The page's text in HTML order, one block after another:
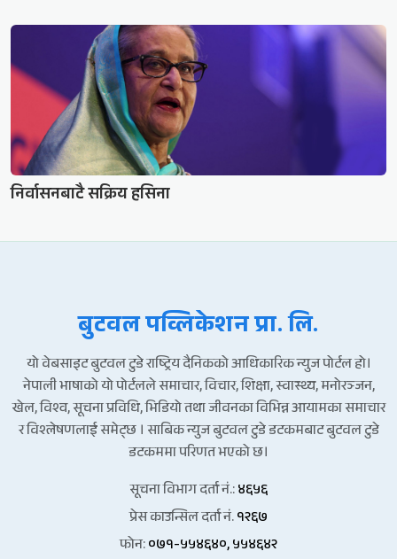
निर्वासनबाटै सक्रिय हसिना
बुटवल पव्लिकेशन प्रा. लि.
यो वेबसाइट बुटवल टुडे राष्ट्रिय दैनिकको आधिकारिक न्युज पोर्टल हो।
नेपाली भाषाको यो पोर्टलले समाचार, विचार, शिक्षा, स्वास्थ्य, मनोरञ्जन,
खेल, विश्व, सूचना प्रविधि, भिडियो तथा जीवनका विभिन्न आयामका समाचार
र विश्लेषणलाई समेट्छ । साबिक न्युज बुटवल टुडे डटकमबाट बुटवल टुडे
डटकममा परिणत भएको छ।
सूचना विभाग दर्ता नं.:४६५६
प्रेस काउन्सिल दर्ता नं.१२६७
फोन:०७१-५५४६४०, ५५४६४२